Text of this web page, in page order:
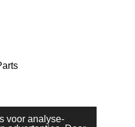
voor analyse-